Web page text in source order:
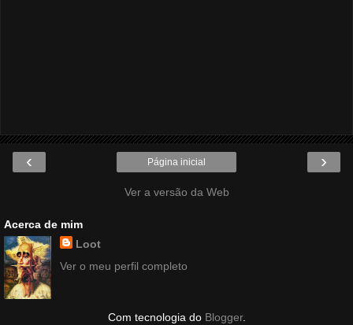
‹ ›
Página inicial
Ver a versão da Web
Acerca de mim
Loot
Ver o meu perfil completo
Com tecnologia do Blogger.